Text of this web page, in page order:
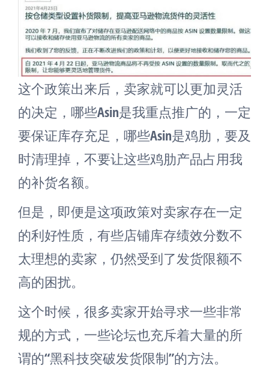
这个政策出来后，卖家就可以更加灵活
的决定，哪些Asin是我重点推广的，一定
要保证库存充足，哪些Asin是鸡肋，要及
时清理掉，不要让这些鸡肋产品占用我
的补货名额。
但是，即便是这项政策对卖家存在一定
的利好性质，有些店铺库存绩效分数不
太理想的卖家，仍然受到了发货限额不
高的困扰。
这个时候，很多卖家开始寻求一些非常
规的方式，一些论坛也充斥着大量的所
谓的“黑科技突破发货限制”的方法。